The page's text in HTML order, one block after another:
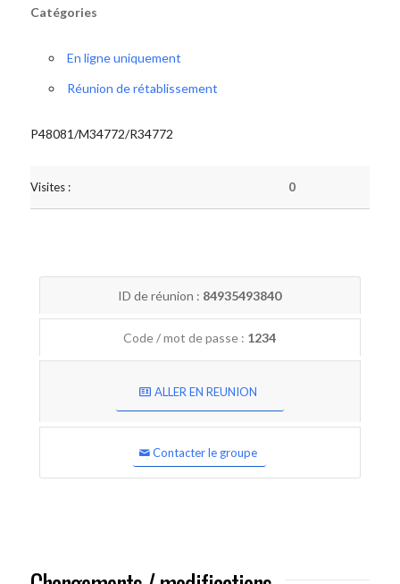
Catégories
En ligne uniquement
Réunion de rétablissement
P48081/M34772/R34772
Visites : 0
ID de réunion : 84935493840
Code / mot de passe : 1234
ALLER EN REUNION
Contacter le groupe